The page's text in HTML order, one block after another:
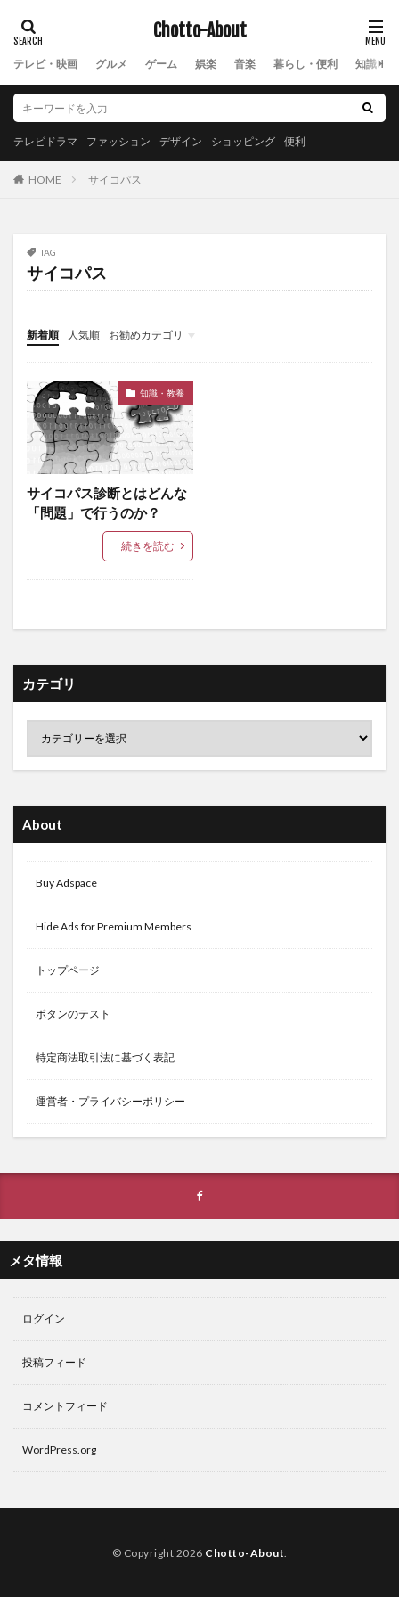
Chotto-About
テレビ・映画 グルメ ゲーム 娯楽 音楽 暮らし・便利 知識・
テレビドラマ ファッション デザイン ショッピング 便利
HOME サイコパス
TAG
サイコパス
新着順 人気順
お勧めカテゴリ
New
知識・教養
サイコパス診断とはどんな
「問題」で行うのか？
続きを読む
カテゴリ
About
Buy Adspace
Hide Ads for Premium Members
トップページ
ボタンのテスト
特定商法取引法に基づく表記
運営者・プライバシーポリシー
メタ情報
ログイン
投稿フィード
コメントフィード
WordPress.org
© Copyright 2026 Chotto-About